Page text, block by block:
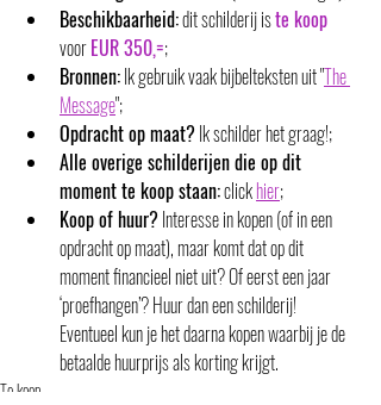
Beschikbaarheid: dit schilderij is te koop
voor EUR 350,=;
Bronnen: Ik gebruik vaak bijbelteksten uit "The
Message";
Opdracht op maat? Ik schilder het graag!;
Alle overige schilderijen die op dit
moment te koop staan: click hier;
Koop of huur? Interesse in kopen (of in een
opdracht op maat), maar komt dat op dit
moment financieel niet uit? Of eerst een jaar
‘proefhangen’? Huur dan een schilderij!
Eventueel kun je het daarna kopen waarbij je de
betaalde huurprijs als korting krijgt.
Te koop